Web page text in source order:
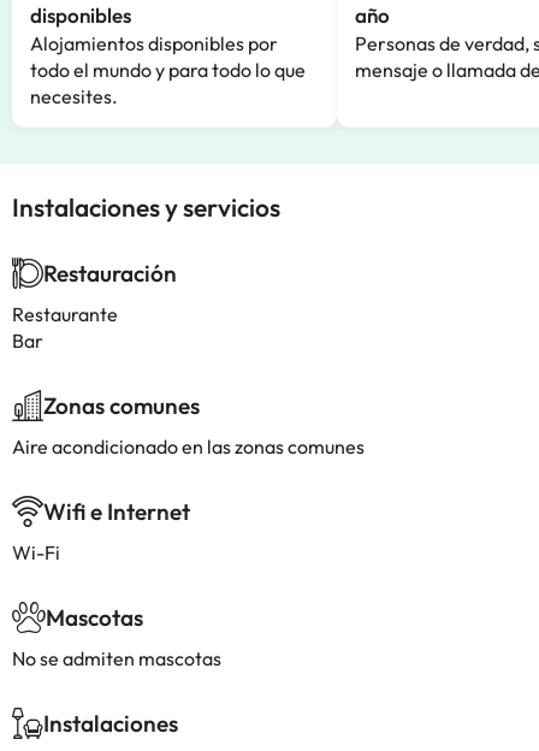
disponibles
Alojamientos disponibles por
todo el mundo y para todo lo que
necesites.
año
Personas de verdad,
mensaje o llamada
Instalaciones y servicios
Restauración
Restaurante
Bar
Zonas comunes
Aire acondicionado en las zonas comunes
Wifi e Internet
Wi-Fi
Mascotas
No se admiten mascotas
Instalaciones